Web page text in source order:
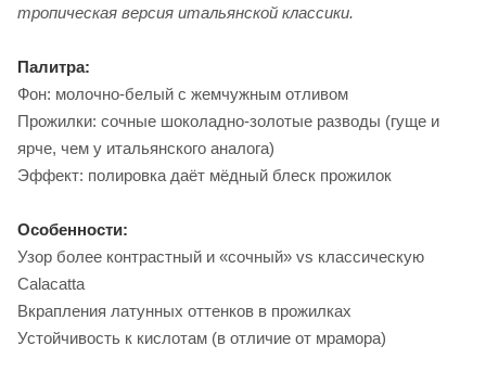
тропическая версия итальянской классики.
Палитра:
Фон: молочно-белый с жемчужным отливом
Прожилки: сочные шоколадно-золотые разводы (гуще и
ярче, чем у итальянского аналога)
Эффект: полировка даёт мёдный блеск прожилок
Особенности:
Узор более контрастный и «сочный» vs классическую
Calacatta
Вкрапления латунных оттенков в прожилках
Устойчивость к кислотам (в отличие от мрамора)